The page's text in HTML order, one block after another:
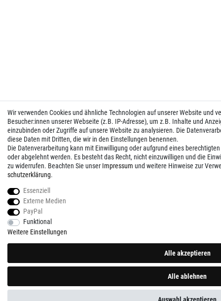
Wir verwenden Cookies und ähnliche Technologien auf unserer Website und
Besucher:innen unserer Webseite (z.B. IP-Adresse), um z.B. Inhalte und
einzubinden oder Zugriffe auf unsere Website zu analysieren. Die
diese Daten mit Dritten, die wir in den Einstellungen benennen.
Die Datenverarbeitung kann mit Einwilligung oder aufgrund eines
oder abgelehnt werden. Es besteht das Recht, nicht einzuwilligen und die
zu widerrufen. Beachten Sie unser Impressum und weitere Hinweise zur
schutz­erklärung.
Essenziell
Externe Medien
PayPal
Funktional
Weitere Einstellungen
Alle akzeptieren
Alle ablehnen
Auswahl akzeptieren